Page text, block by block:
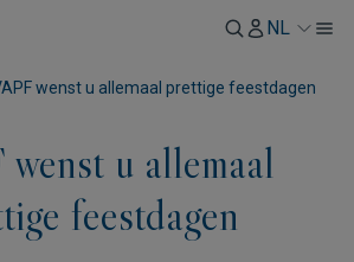
NL
wenst u allemaal prettige feestdagen
u allemaal
feestdagen